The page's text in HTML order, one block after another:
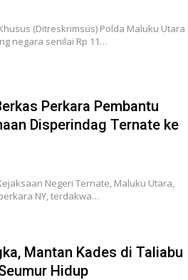
(Ditreskrimsus) Polda Maluku Utara
negara senilai Rp 11…
Perkara Pembantu
Disperindag Ternate ke
Negeri Ternate, Maluku Utara,
NY, terdakwa…
Mantan Kades di Taliabu
Hidup